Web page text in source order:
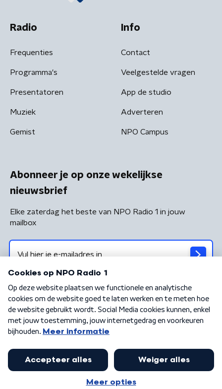
Radio
Frequenties
Programma's
Presentatoren
Muziek
Gemist
Info
Contact
Veelgestelde vragen
App de studio
Adverteren
NPO Campus
Abonneer je op onze wekelijkse
nieuwsbrief
Elke zaterdag het beste van NPO Radio 1 in jouw
mailbox
Algemene voorwaarden